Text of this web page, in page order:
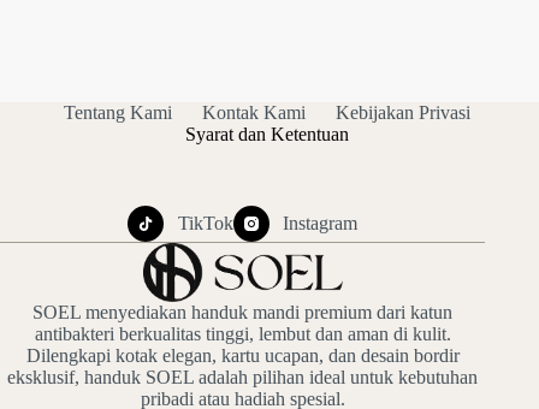
Tentang Kami Kontak Kami
Kebijakan Privasi
Syarat dan Ketentuan
TikTok Instagram
SOEL menyediakan handuk mandi premium dari katun
antibakteri berkualitas tinggi, lembut dan aman di kulit.
Dilengkapi kotak elegan, kartu ucapan, dan desain bordir
eksklusif, handuk SOEL adalah pilihan ideal untuk kebutuhan
pribadi atau hadiah spesial.